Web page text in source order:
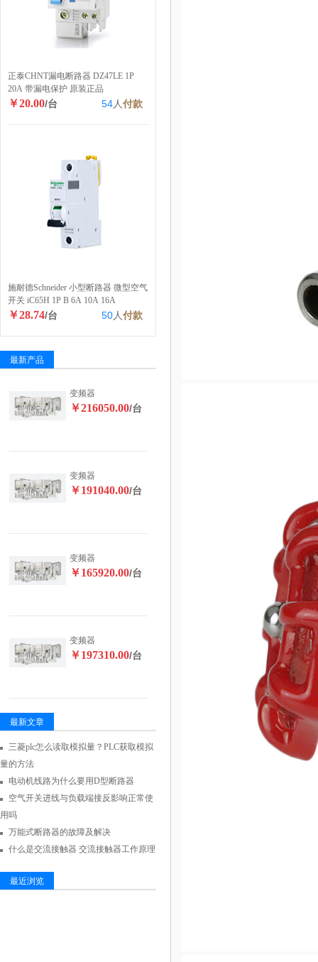
正泰CHNT漏电断路器 DZ47LE 1P
20A 带漏电保护 原装正品
￥20.00/台 54人付款
施耐德Schneider 小型断路器 微型空气
开关 iC65H 1P B 6A 10A 16A
￥28.74/台 50人付款
最新产品
变频器
￥216050.00/台
变频器
￥191040.00/台
变频器
￥165920.00/台
变频器
￥197310.00/台
最新文章
三菱plc怎么读取模拟量？PLC获取模拟
量的方法
电动机线路为什么要用D型断路器
空气开关进线与负载端接反影响正常使
用吗
万能式断路器的故障及解决
什么是交流接触器 交流接触器工作原理
最近浏览